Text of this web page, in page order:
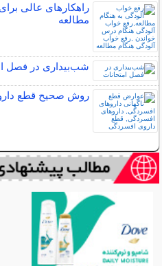
راهکارهای عالی
مطالعه
شب‌بیداری در فصل
روش صحیح قطع